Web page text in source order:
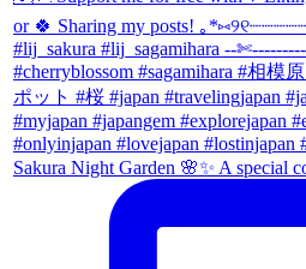
Sakura Night Garden 🌸✨ A special